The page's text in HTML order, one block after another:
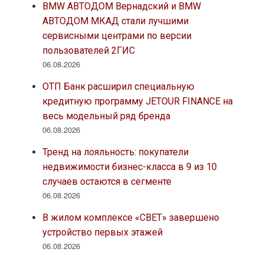
BMW АВТОДОМ Вернадский и BMW
АВТОДОМ МКАД стали лучшими
сервисными центрами по версии
пользователей 2ГИС
06.08.2026
ОТП Банк расширил специальную
кредитную программу JETOUR FINANCE на
весь модельный ряд бренда
06.08.2026
Тренд на лояльность: покупатели
недвижимости бизнес-класса в 9 из 10
случаев остаются в сегменте
06.08.2026
В жилом комплексе «СВЕТ» завершено
устройство первых этажей
06.08.2026